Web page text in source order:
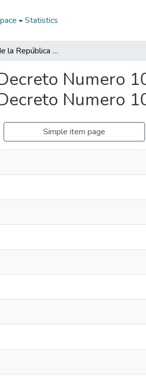
Statistics
Congreso de la República Decreto Numero 1052 de junio 10 de 1998: Congreso de la República Decreto Numero 1052 de junio 10 de 1998
Numero
Numero
Simple item page